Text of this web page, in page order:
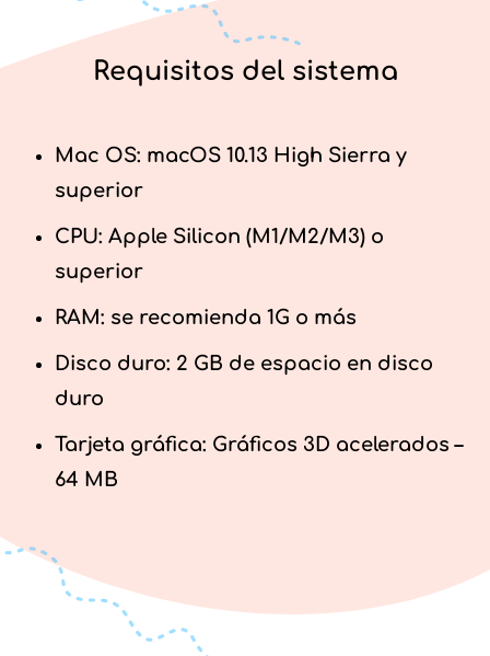
Requisitos del sistema
Mac OS: macOS 10.13 High Sierra y
superior
CPU: Apple Silicon (M1/M2/M3) o
superior
RAM: se recomienda 1G o más
Disco duro: 2 GB de espacio en disco
duro
Tarjeta gráfica: Gráficos 3D acelerados –
64 MB